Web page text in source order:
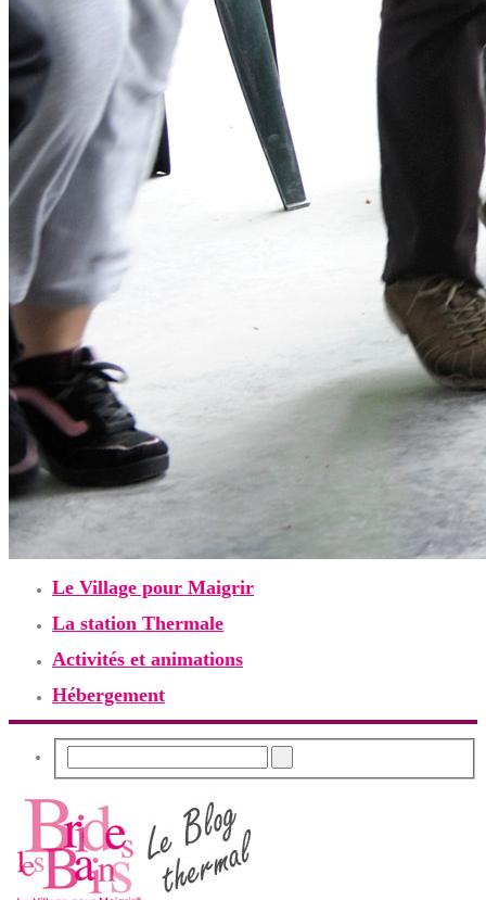
Le Village pour Maigrir
La station Thermale
Activités et animations
Hébergement